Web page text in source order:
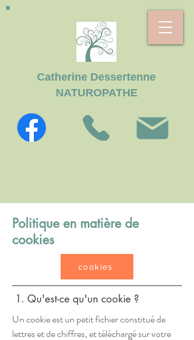
Catherine Dessertenne
NATUROPATHE
Politique en matière de
cookies
cookies
1. Qu'est-ce qu'un cookie ?
Un cookie est un petit fichier constitué de
lettres et de chiffres, et téléchargé sur votre